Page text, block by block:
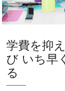
学費を抑
び いち早
る